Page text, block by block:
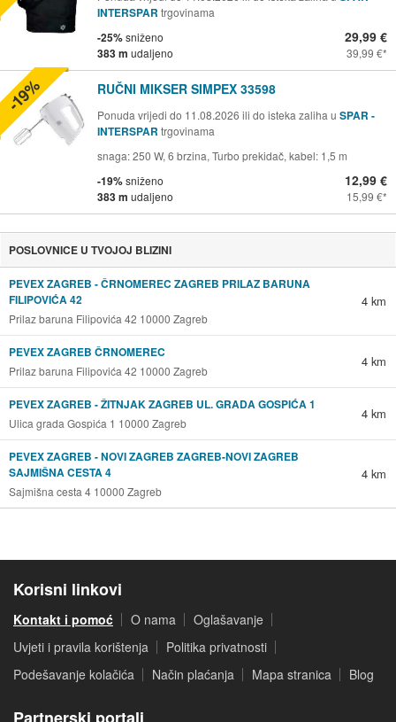
INTERSPAR trgovinama
-25%sniženo
383 m udaljeno
29,99 €
39,99 €
RUČNI MIKSER SIMPEX 33598
Ponuda vrijedi do 11.08.2026 ili do isteka zaliha u SPAR -
INTERSPAR trgovinama
snaga: 250 W, 6 brzina, Turbo prekidač, kabel: 1,5 m
-19%sniženo
383 m udaljeno
12,99 €
15,99 €
-19%
POSLOVNICE U TVOJOJ BLIZINI
PEVEX ZAGREB - ČRNOMEREC ZAGREB PRILAZ BARUNA
FILIPOVIĆA 42
Prilaz baruna Filipovića 42 10000 Zagreb
4 km
PEVEX ZAGREB ČRNOMEREC
Prilaz baruna Filipovića 42 10000 Zagreb
4 km
PEVEX ZAGREB - ŽITNJAK ZAGREB UL. GRADA GOSPIĆA 1
Ulica grada Gospića 1 10000 Zagreb
4 km
PEVEX ZAGREB - NOVI ZAGREB ZAGREB-NOVI ZAGREB
SAJMIŠNA CESTA 4
Sajmišna cesta 4 10000 Zagreb
4 km
Korisni linkovi
Kontakt i pomoć O nama
Oglašavanje
Uvjeti i pravila korištenja
Politika privatnosti
Podešavanje kolačića
Način plaćanja Mapa stranica Blog
Partnerski portali